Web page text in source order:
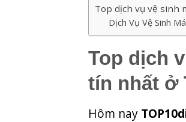
Top dịch vụ vệ sinh
Dịch Vụ Vệ Sinh
Top dịch
tín nhất ở
Hôm nay